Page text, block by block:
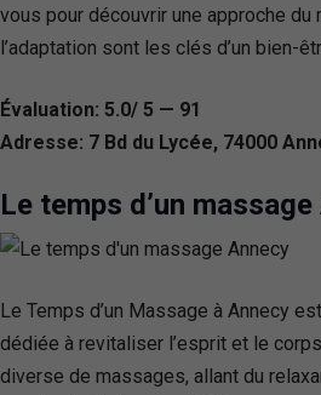
vous pour découvrir une approche du
l’adaptation sont les clés d’un bien-
Évaluation: 5.0/ 5 — 91
Adresse: 7 Bd du Lycée, 74000
Le temps d’un
Le Temps d’un Massage à Annecy
dédiée à revitaliser l’esprit et le
diverse de massages, allant du